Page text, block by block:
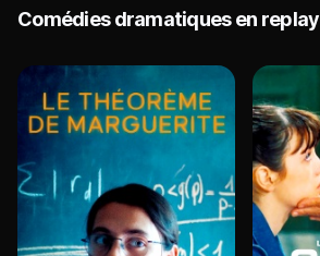
Comédies dramatiques en replay